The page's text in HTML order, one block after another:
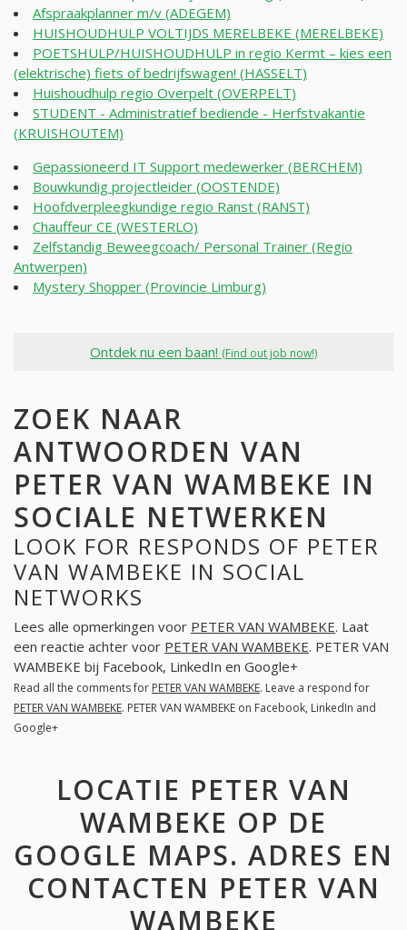
Afspraakplanner m/v (ADEGEM)
HUISHOUDHULP VOLTIJDS MERELBEKE (MERELBEKE)
POETSHULP/HUISHOUDHULP in regio Kermt – kies een
(elektrische) fiets of bedrijfswagen! (HASSELT)
Huishoudhulp regio Overpelt (OVERPELT)
STUDENT - Administratief bediende - Herfstvakantie
(KRUISHOUTEM)
Gepassioneerd IT Support medewerker (BERCHEM)
Bouwkundig projectleider (OOSTENDE)
Hoofdverpleegkundige regio Ranst (RANST)
Chauffeur CE (WESTERLO)
Zelfstandig Beweegcoach/ Personal Trainer (Regio
Antwerpen)
Mystery Shopper (Provincie Limburg)
Ontdek nu een baan! (Find out job now!)
ZOEK NAAR
ANTWOORDEN VAN
PETER VAN WAMBEKE IN
SOCIALE NETWERKEN
LOOK FOR RESPONDS OF PETER
VAN WAMBEKE IN SOCIAL
NETWORKS
Lees alle opmerkingen voor PETER VAN WAMBEKE. Laat
een reactie achter voor PETER VAN WAMBEKE. PETER VAN
WAMBEKE bij Facebook, LinkedIn en Google+
Read all the comments for PETER VAN WAMBEKE. Leave a respond for
PETER VAN WAMBEKE. PETER VAN WAMBEKE on Facebook, LinkedIn and
Google+
LOCATIE PETER VAN
WAMBEKE OP DE
GOOGLE MAPS. ADRES EN
CONTACTEN PETER VAN
WAMBEKE